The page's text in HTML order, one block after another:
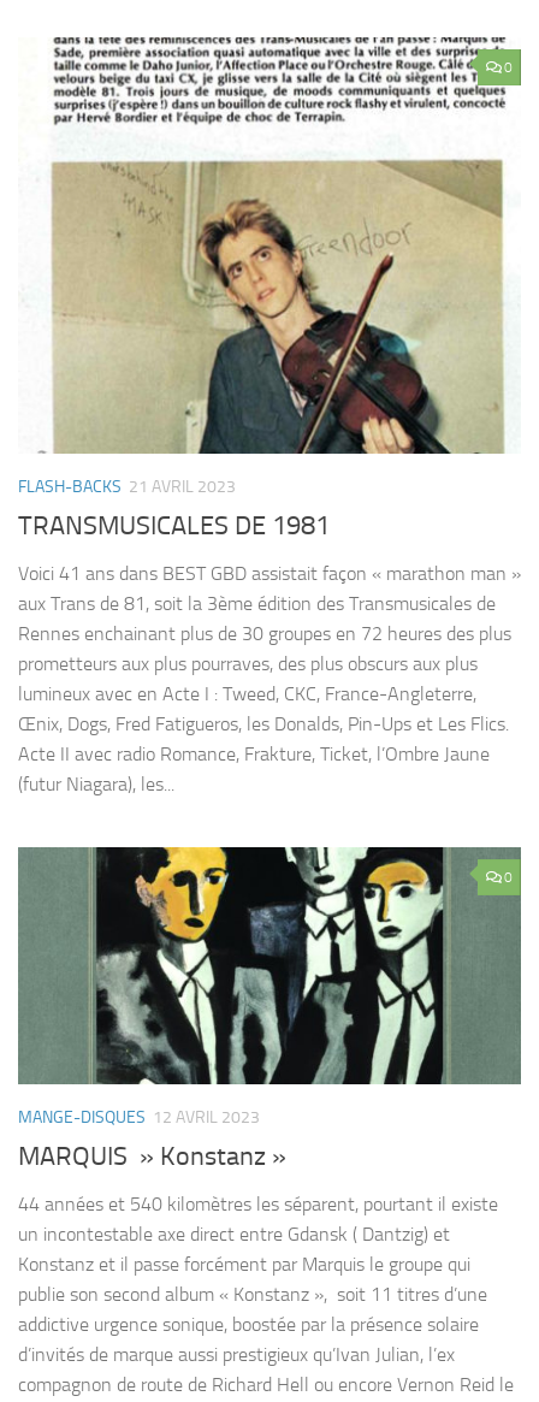
0
FLASH-BACKS 21 AVRIL 2023
TRANSMUSICALES DE 1981
Voici 41 ans dans BEST GBD assistait façon « marathon man »
aux Trans de 81, soit la 3ème édition des Transmusicales de
Rennes enchainant plus de 30 groupes en 72 heures des plus
prometteurs aux plus pourraves, des plus obscurs aux plus
lumineux avec en Acte I : Tweed, CKC, France-Angleterre,
Œnix, Dogs, Fred Fatigueros, les Donalds, Pin-Ups et Les Flics.
Acte II avec radio Romance, Frakture, Ticket, l’Ombre Jaune
(futur Niagara), les...
0
MANGE-DISQUES 12 AVRIL 2023
MARQUIS » Konstanz »
44 années et 540 kilomètres les séparent, pourtant il existe
un incontestable axe direct entre Gdansk ( Dantzig) et
Konstanz et il passe forcément par Marquis le groupe qui
publie son second album « Konstanz », soit 11 titres d’une
addictive urgence sonique, boostée par la présence solaire
d’invités de marque aussi prestigieux qu’Ivan Julian, l’ex
compagnon de route de Richard Hell ou encore Vernon Reid le